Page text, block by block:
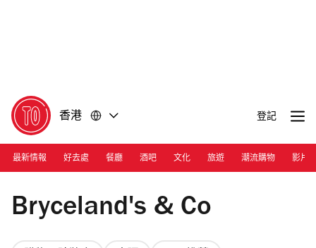
香港 登記
最新情報 好去處 餐廳 酒吧 文化 旅遊 潮流購物 影片
Photograph: Courtesy Bryceland's & Co
Bryceland's & Co